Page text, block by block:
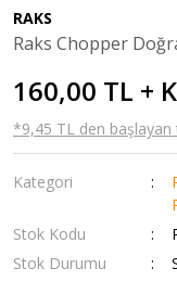
RAKS
Raks Chopper
160,00 TL +
*9,45 TL den başlayan
Kategori
Stok Kodu
Stok Durumu